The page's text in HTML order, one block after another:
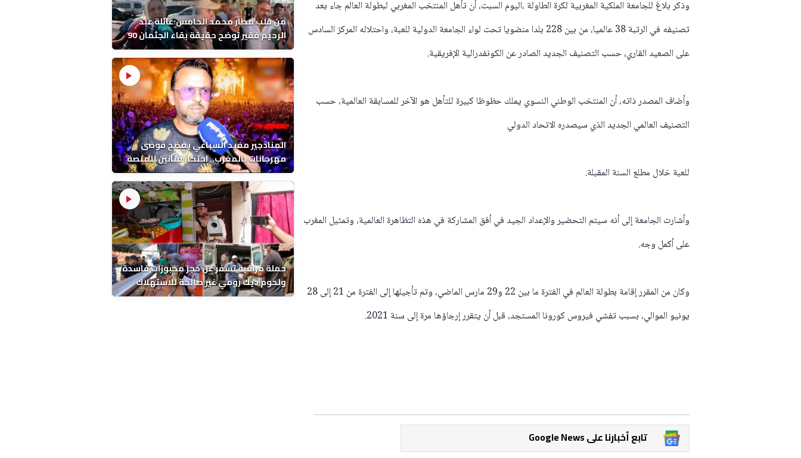
من قلب مطار محمد الخامس:عائلة عبد
الرحيم فقير توضح حقيقة بقاء الجثمان 90
يوماً قبل إعادته إلى المغرب
المنادجير مفيد السباعي يفضح فوضى
مهرجانات بالمغرب.. احتكار فنانين للمنصة
واقصاء اخرين
حملة مراقبة تسفر عن حجز مخبوزات فاسدة
ولحوم ديك رومي غير صالحة للاستهلاك
بالحي الحسني
وذكر بلاغ للجامعة الملكية المغربية لكرة الطاولة ،اليوم السبت، أن تأهل المنتخب المغربي لبطولة العالم جاء بعد
تصنيفه في الرتبة 38 عالميا، من بين 228 بلدا منضويا تحت لواء الجامعة الدولية للعبة، واحتلاله المركز السادس
على الصعيد القاري، حسب التصنيف الجديد الصادر عن الكونفدرالية الإفريقية.
وأضاف المصدر ذاته، أن المنتخب الوطني النسوي يملك حظوظا كبيرة للتأهل هو الآخر للمسابقة العالمية، حسب
التصنيف العالمي الجديد الذي سيصدره الاتحاد الدولي
للعبة خلال مطلع السنة المقبلة.
وأشارت الجامعة إلى أنه سيتم التحضير والإعداد الجيد في أفق المشاركة في هذه التظاهرة العالمية، وتمثيل المغرب
على أكمل وجه.
وكان من المقرر إقامة بطولة العالم في الفترة ما بين 22 و29 مارس الماضي، وتم تأجيلها إلى الفترة من 21 إلى 28
يونيو الموالي، بسبب تفشي فيروس كورونا المستجد، قبل أن يتقرر إرجاؤها مرة إلى سنة 2021.
Google News تابع أخبارنا على